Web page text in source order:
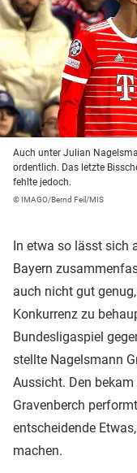
Auch unter Julian
ordentlich. Das letzte
fehlte jedoch.
© IMAGO/Bernd Feil/MIS
In etwa so lässt sich
Bayern
auch nicht gut
Konkurrenz zu
Bundesligaspiel
stellte Nagelsmann
Aussicht. Den
Gravenberch
entscheidende
machen.